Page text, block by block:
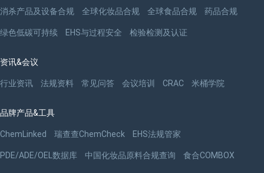
消杀产品及设备合规 全球化妆品合规 全球食品合规 药品合规
绿色低碳可持续 EHS与过程安全 检验检测及认证
资讯&会议
行业资讯 法规资料 常见问答 会议培训 CRAC 米桶学院
品牌产品&工具
ChemLinked 瑞查查ChemCheck EHS法规管家
PDE/ADE/OEL数据库 中国化妆品原料合规查询 食合COMBOX